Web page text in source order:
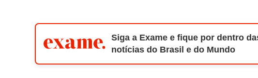
Siga a Exame e fique por dentro
notícias do Brasil e do Mundo